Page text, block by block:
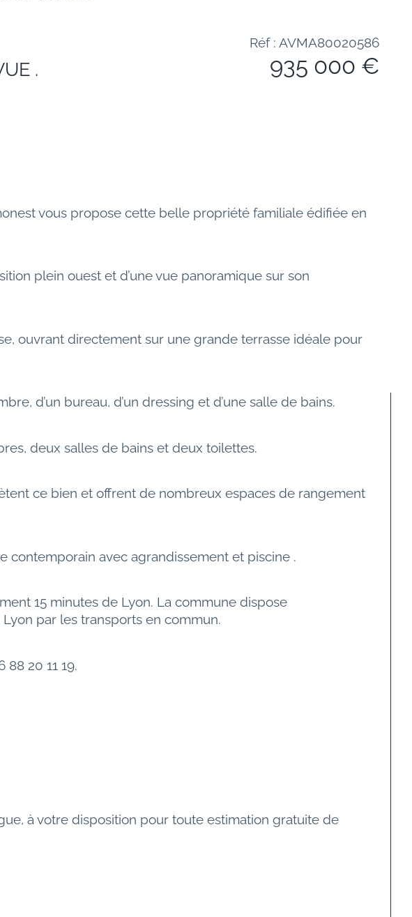
.
Réf : AVMA80020586
935 000 €
vous propose cette belle propriété familiale édifiée en
plein ouest et d’une vue panoramique sur son
ouvrant directement sur une grande terrasse idéale pour
d’un bureau, d’un dressing et d’une salle de bains.
deux salles de bains et deux toilettes.
ce bien et offrent de nombreux espaces de rangement
contemporain avec agrandissement et piscine .
15 minutes de Lyon. La commune dispose
par les transports en commun.
20 11 19.
à votre disposition pour toute estimation gratuite de